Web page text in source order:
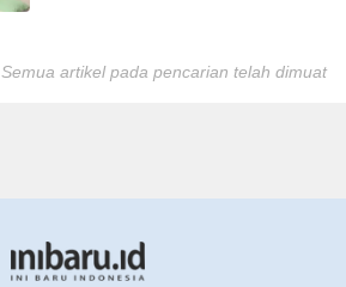
Semua artikel pada pencarian telah dimuat